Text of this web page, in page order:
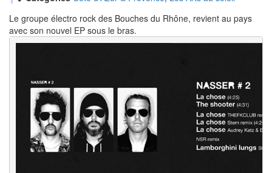
Le groupe électro rock des Bouches du Rhône, revient au pays
avec son nouvel EP sous le bras.